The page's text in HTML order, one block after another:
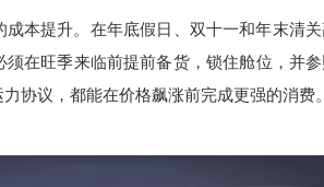
提升。在年底假日、双十一和年末清关
在旺季来临前提前备货，锁住舱位，并
协议，都能在价格飙涨前完成更强的消费。